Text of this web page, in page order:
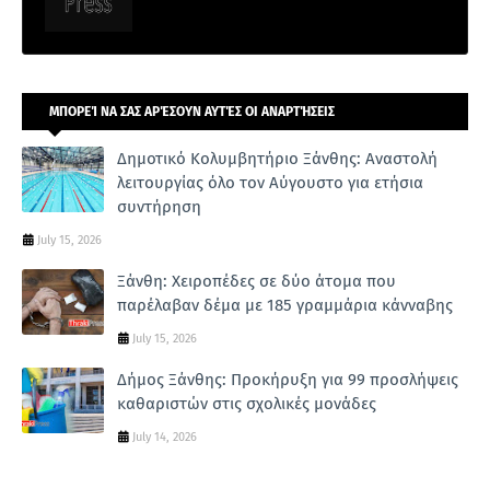
ΜΠΟΡΕΊ ΝΑ ΣΑΣ ΑΡΈΣΟΥΝ ΑΥΤΈΣ ΟΙ ΑΝΑΡΤΉΣΕΙΣ
Δημοτικό Κολυμβητήριο Ξάνθης: Αναστολή
λειτουργίας όλο τον Αύγουστο για ετήσια
συντήρηση
July 15, 2026
Ξάνθη: Χειροπέδες σε δύο άτομα που
παρέλαβαν δέμα με 185 γραμμάρια κάνναβης
July 15, 2026
Δήμος Ξάνθης: Προκήρυξη για 99 προσλήψεις
καθαριστών στις σχολικές μονάδες
July 14, 2026